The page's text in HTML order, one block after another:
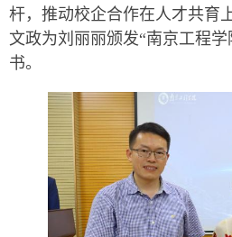
杆，推动校企合作在人才共育
文政为刘丽丽颁发“南京工程
书。